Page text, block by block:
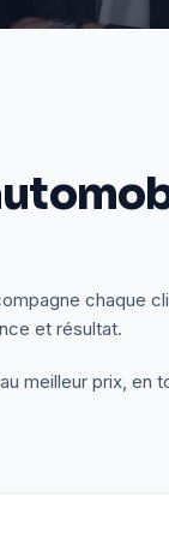
chaque
et résultat.
meilleur prix, en